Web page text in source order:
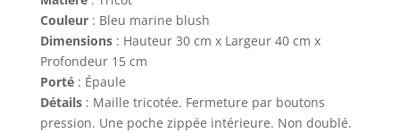
Couleur: Bleu marine blush
Dimensions: Hauteur 30 cm x Largeur 40 cm x
Profondeur 15 cm
Porté: Épaule
Détails: Maille tricotée. Fermeture par boutons
pression. Une poche zippée intérieure. Non doublé.